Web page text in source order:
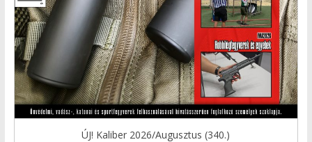
ÚJ! Kaliber 2026/Augusztus (340.)